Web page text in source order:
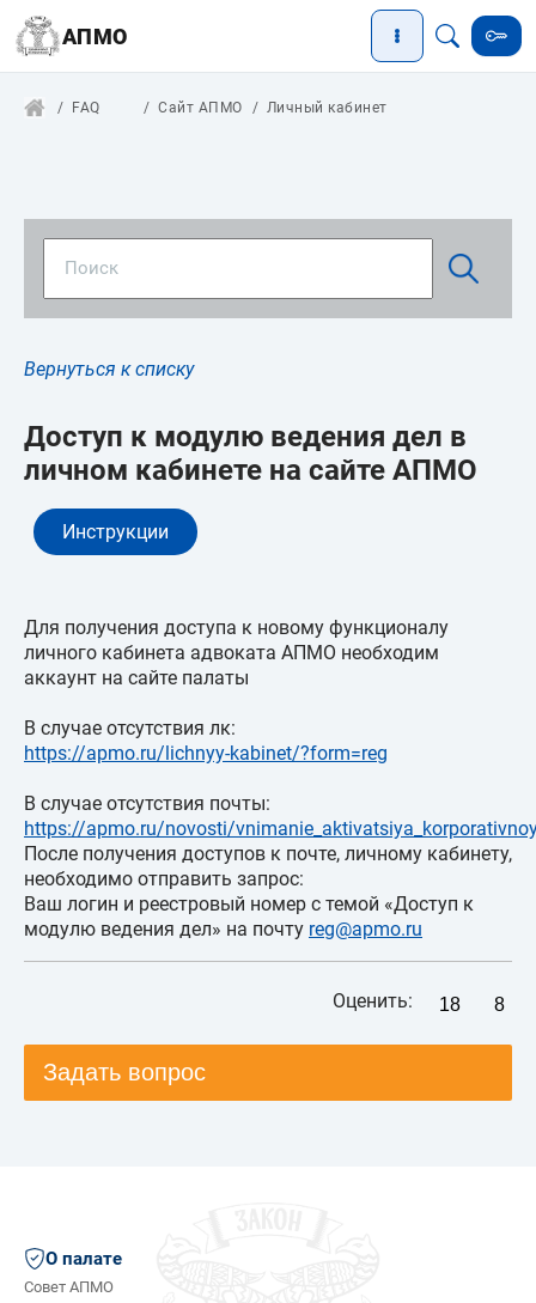
АПМО
FAQ Сайт АПМО Личный кабинет
Вернуться к списку
Доступ к модулю ведения дел в
личном кабинете на сайте АПМО
Инструкции
Для получения доступа к новому функционалу
личного кабинета адвоката АПМО необходим
аккаунт на сайте палаты
В случае отсутствия лк:
https://apmo.ru/lichnyy-kabinet/?form=reg
В случае отсутствия почты:
https://apmo.ru/novosti/
После получения доступов к почте, личному кабинету,
необходимо отправить запрос:
Ваш логин и реестровый номер с темой «Доступ к
модулю ведения дел» на почту reg@apmo.ru
Оценить: 18 8
Задать вопрос
О палате
Совет АПМО